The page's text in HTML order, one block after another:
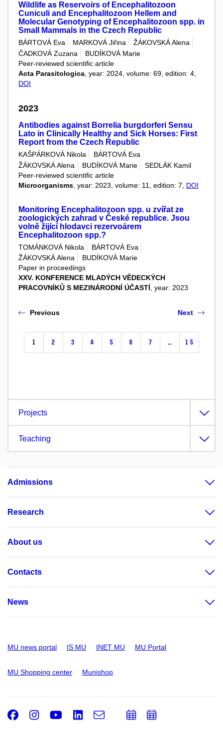
Wildlife as Reservoirs of Encephalitozoon
Cuniculi and Encephalitozoon Hellem and
Molecular Genotyping of Encephalitozoon spp. in
Small Mammals in the Czech Republic
BÁRTOVÁ Eva MARKOVÁ Jiřina
ŽÁKOVSKÁ Alena
ČADKOVÁ Zuzana
BUDÍKOVÁ Marie
Peer-reviewed scientific article
Acta Parasitologica , year: 2024, volume: 69, edition: 4,
DOI
2023
Antibodies against Borrelia burgdorferi Sensu
Lato in Clinically Healthy and Sick Horses: First
Report from the Czech Republic
KAŠPÁRKOVÁ Nikola
BÁRTOVÁ Eva
ŽÁKOVSKÁ Alena
BUDÍKOVÁ Marie
SEDLÁK Kamil
Peer-reviewed scientific article
Microorganisms , year: 2023, volume: 11, edition: 7, DOI
Monitoring Encephalitozoon spp. u zvířat ze
zoologických zahrad v České republice. Jsou
volně žijící hlodavci rezervoárem
Encephalitozoon spp.?
TOMÁNKOVÁ Nikola
BÁRTOVÁ Eva
ŽÁKOVSKÁ Alena
BUDÍKOVÁ Marie
Paper in proceedings
XXV. KONFERENCE MLADÝCH VĚDECKÝCH
PRACOVNÍKŮ S MEZINÁRODNÍ ÚČASTÍ , year: 2023
Previous
1 2 3 4 5 6 7 … 15
Next
Projects
Teaching
Admissions
Research
About us
Contacts
News
MU news portal IS MU INET MU MU Portal
MU Shopping center Munishop
Facebook
Instagram
Youtube
LinkedIn
e-
AddAdd